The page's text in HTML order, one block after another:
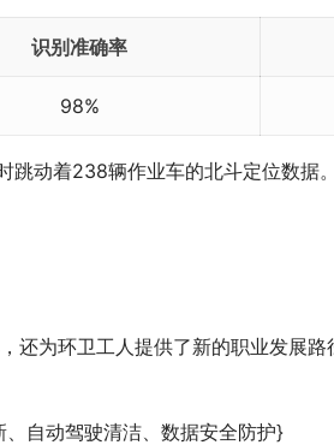
识别准确率
98%
跳动着238辆作业车的北斗定位数
还为环卫工人提供了新的职业发展
自动驾驶清洁、数据安全防护}